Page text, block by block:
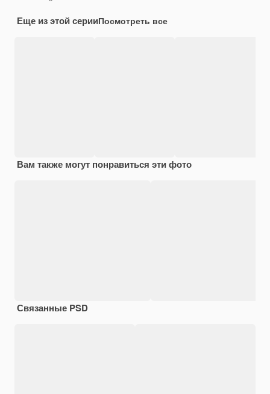
Еще из этой серииПосмотреть все
Вам также могут понравиться эти фото
Связанные PSD